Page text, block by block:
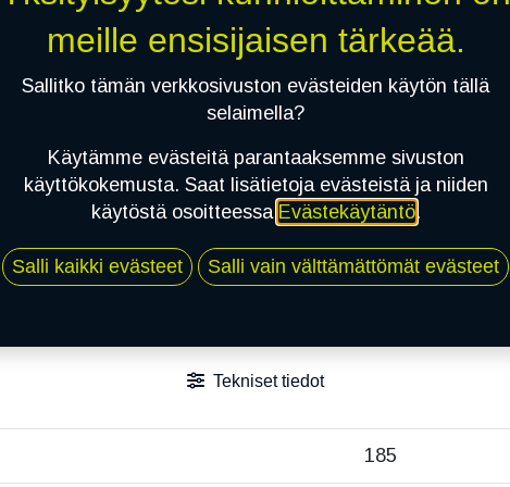
Tekniset tiedot
185
meille ensisijaisen tärkeää.
Sallitko tämän verkkosivuston evästeiden käytön tällä
selaimella?
Käytämme evästeitä parantaaksemme sivuston
käyttökokemusta. Saat lisätietoja evästeistä ja niiden
käytöstä osoitteessa Evästekäytäntö.
Salli kaikki evästeet Salli vain välttämättömät evästeet